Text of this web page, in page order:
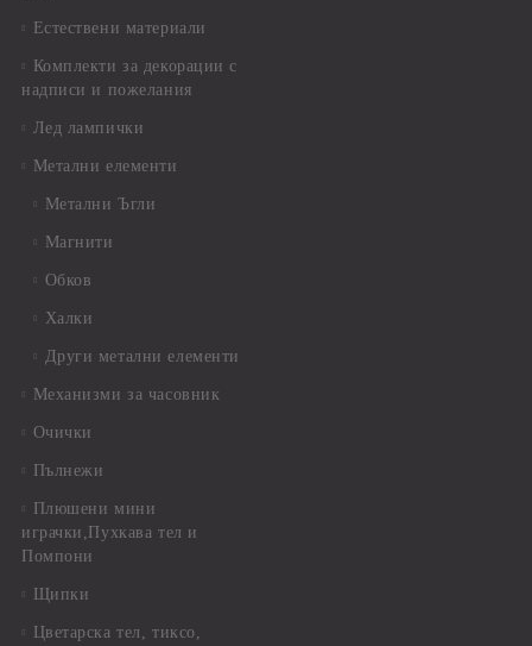
Естествени материали
Комплекти за декорации с
надписи и пожелания
Лед лампички
Метални елементи
Метални Ъгли
Магнити
Обков
Халки
Други метални елементи
Механизми за часовник
Очички
Пълнежи
Плюшени мини
играчки,Пухкава тел и
Помпони
Щипки
Цветарска тел, тиксо,